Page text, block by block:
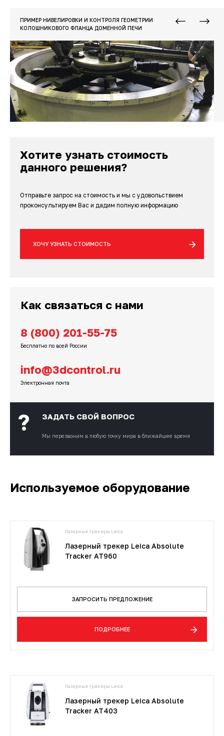
ПРИМЕР НИВЕЛИРОВКИ И КОНТРОЛЯ ГЕОМЕТРИИ
КОЛОШНИКОВОГО ФЛАНЦА ДОМЕННОЙ ПЕЧИ
Хотите узнать стоимость
данного решения?
Отправьте запрос на стоимость и мы с удовольствием
проконсультируем Вас и дадим полную информацию
ХОЧУ УЗНАТЬ СТОИМОСТЬ
Как связаться с нами
8 (800) 201-55-75
Бесплатно по всей России
info@3dcontrol.ru
Электронная почта
? ЗАДАТЬ СВОЙ ВОПРОС
Мы перезвоним в любую точку мира в ближайшее время
Используемое оборудование
Лазерные трекеры Leica
Лазерный трекер Leica Absolute
Tracker AT960
ЗАПРОСИТЬ ПРЕДЛОЖЕНИЕ
ПОДРОБНЕЕ
Лазерные трекеры Leica
Лазерный трекер Leica Absolute
Tracker AT403